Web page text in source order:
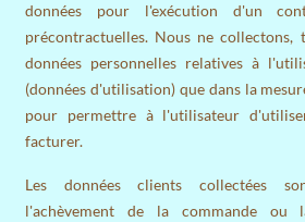
données pour l'exécution d'un
précontractuelles. Nous ne
données personnelles relatives à
(données d'utilisation) que dans la
pour permettre à l'utilisateur
facturer.
Les données clients collectées
l'achèvement de la commande